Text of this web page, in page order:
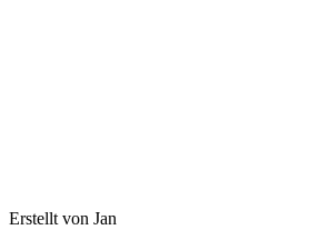
Erstellt von Jan